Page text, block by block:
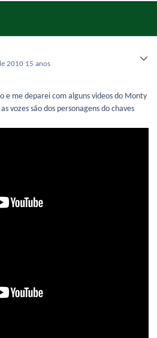
2010 15 anos
e me deparei com alguns videos do Monty
vozes são dos personagens do chaves